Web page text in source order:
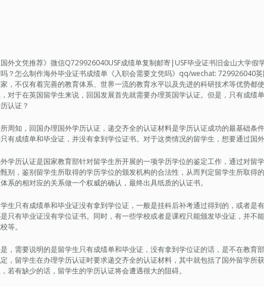
国外文凭推荐》微信Q729926040USF成绩单复制邮寄|USF毕业证书旧金山大学假
？怎么制作海外毕业证书成绩单《入职会需要文凭吗》qq/wechat: 729926040
，不仅有着完善的教育体系、世界一流的教育水平以及先进的科研技术等优势都
对于在英国留学生来说，回国发展首先就需要办理英国学认证。但是，只有成绩
认证？
周知，回国办理国外学历认证，递交齐全的认证材料是学历认证成功的最基础条
有成绩单和毕业证，并没有拿到学位证书。对于这类情况的留学生，想要通过国
学历认证是国家教育部针对留学生所开展的一项学历学位的鉴定工作，通过对留
别，鉴别留学生所取得的学历学位的颁发机构的合法性，从而判定留学生所取得
系的相对应的关系做一个权威的确认，最终出具纸质的认证书。
生只有成绩单和毕业证没有拿到学位证，一般是挂科后补考通过得到的，或者是
只有毕业证没有学位证书。同时，有一些学校或者是课程只能颁发毕业证，并不
等。
，需要说明的是留学生只有成绩单和毕业证，没有拿到学位证的话，是不在教育
，留学生在办理学历认证时要求递交齐全的认证材料，其中就包括了国外留学所
若有缺少的话，留学生的学历认证将会遭遇很大的阻碍。